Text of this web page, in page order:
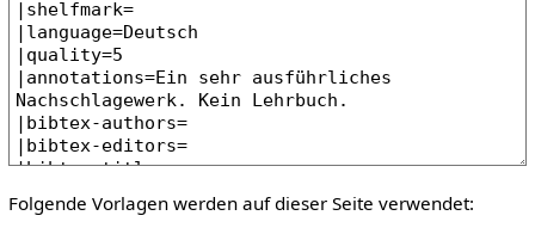
Folgende Vorlagen werden auf dieser Seite verwendet: